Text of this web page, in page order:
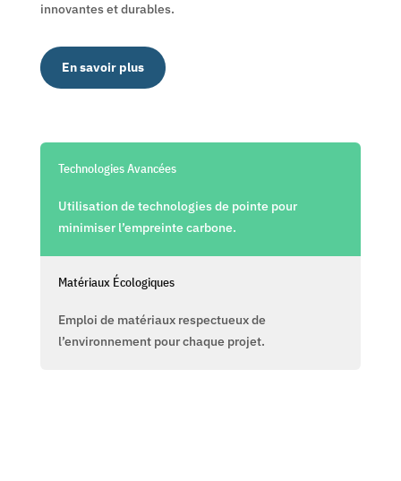
innovantes et durables.
En savoir plus
Technologies Avancées
Utilisation de technologies de pointe pour
minimiser l’empreinte carbone.
Matériaux Écologiques
Emploi de matériaux respectueux de
l’environnement pour chaque projet.